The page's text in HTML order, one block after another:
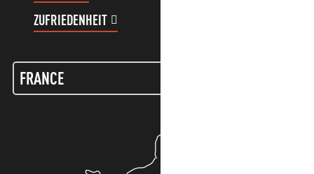
ZUFRIEDENHEIT